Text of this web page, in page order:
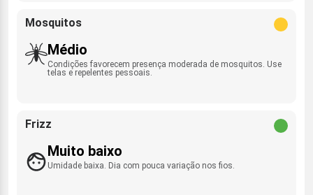
Mosquitos
Médio
Condições favorecem presença moderada de mosquitos. Use
telas e repelentes pessoais.
Frizz
Muito baixo
Umidade baixa. Dia com pouca variação nos fios.